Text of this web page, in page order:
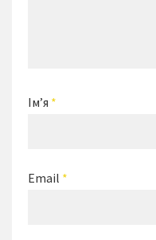
Ім’я *
Email *